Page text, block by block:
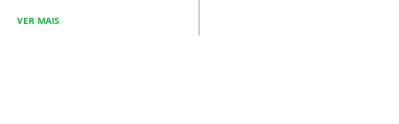
VER MAIS